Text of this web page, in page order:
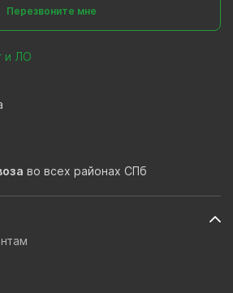
Перезвоните мне
и ЛО
во всех районах СПб